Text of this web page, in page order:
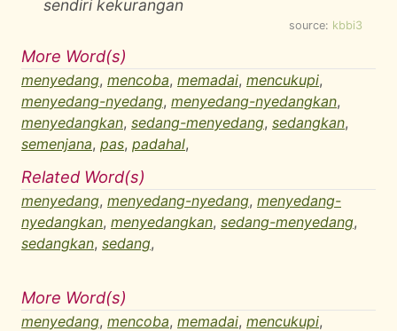
sendiri kekurangan
source: kbbi3
More Word(s)
menyedang, mencoba, memadai, mencukupi,
menyedang-nyedang, menyedang-nyedangkan,
menyedangkan, sedang-menyedang, sedangkan,
semenjana, pas, padahal,
Related Word(s)
menyedang, menyedang-nyedang, menyedang-
nyedangkan, menyedangkan, sedang-menyedang,
sedangkan, sedang,
More Word(s)
menyedang, mencoba, memadai, mencukupi,